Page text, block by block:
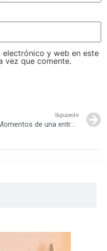
electrónico y web en este
vez que comente.
Siguiente
Momentos de una entrega incondicional